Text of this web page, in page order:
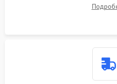
циркуляционному насосу,